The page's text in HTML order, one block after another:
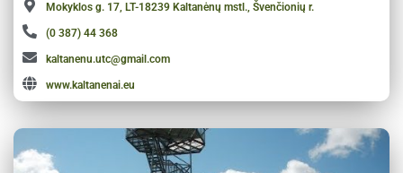
Mokyklos g. 17, LT-18239 Kaltanėnų mstl., Švenčionių r.
(0 387) 44 368
kaltanenu.utc@gmail.com
www.kaltanenai.eu